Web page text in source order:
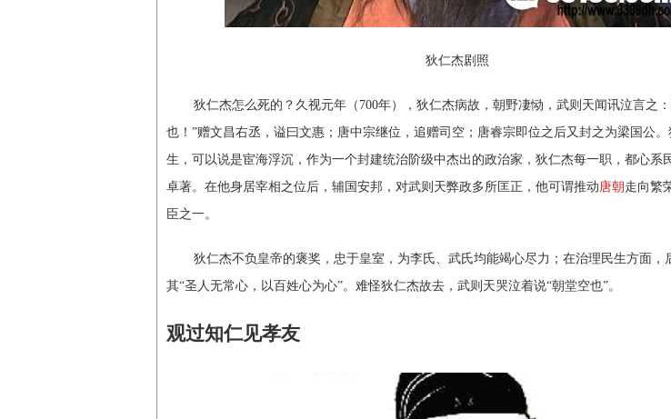
狄仁杰剧照
狄仁杰怎么死的？久视元年（700年），狄仁杰病故，朝野凄恸，武则天闻讯泣言之
也！”赠文昌右丞，谥曰文惠；唐中宗继位，追赠司空；唐睿宗即位之后又封之为梁国公
生，可以说是宦海浮沉，作为一个封建统治阶级中杰出的政治家，狄仁杰每一职，都心系
卓著。在他身居宰相之位后，辅国安邦，对武则天弊政多所匡正，他可谓推动 唐朝 走向繁
臣之一。
狄仁杰不负皇帝的褒奖，忠于皇室，为李氏、武氏均能竭心尽力；在治理民生方面，
其“圣人无常心，以百姓心为心”。难怪狄仁杰故去，武则天哭泣着说“朝堂空也”。
观过知仁见孝友